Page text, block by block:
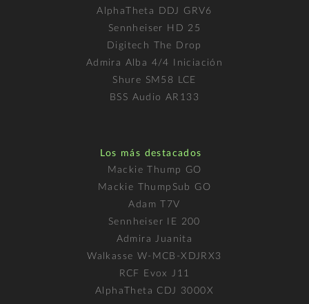
AlphaTheta DDJ GRV6
Sennheiser HD 25
Digitech The Drop
Admira Alba 4/4 Iniciación
Shure SM58 LCE
BSS Audio AR133
Los más destacados
Mackie Thump GO
Mackie ThumpSub GO
Adam T7V
Sennheiser IE 200
Admira Juanita
Walkasse W-MCB-XDJRX3
RCF Evox J11
AlphaTheta CDJ 3000X